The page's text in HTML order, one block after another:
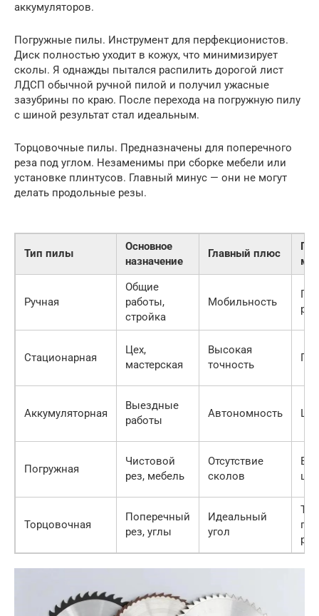
аккумуляторов.
Погружные пилы. Инструмент для перфекционистов.
Диск полностью уходит в кожух, что минимизирует
сколы. Я однажды пытался распилить дорогой лист
ЛДСП обычной ручной пилой и получил ужасные
зазубрины по краю. После перехода на погружную пилу
с шиной результат стал идеальным.
Торцовочные пилы. Предназначены для поперечного
реза под углом. Незаменимы при сборке мебели или
установке плинтусов. Главный минус — они не могут
делать продольные резы.
Тип пилы
Основное
назначение
Главный плюс
Ручная
Общие
работы,
стройка
Мобильность
Стационарная
Цех,
мастерская
Высокая
точность
Аккумуляторная
Выездные
работы
Автономность
Погружная
Чистовой
рез, мебель
Отсутствие
сколов
Торцовочная
Поперечный
рез, углы
Идеальный
угол
рез